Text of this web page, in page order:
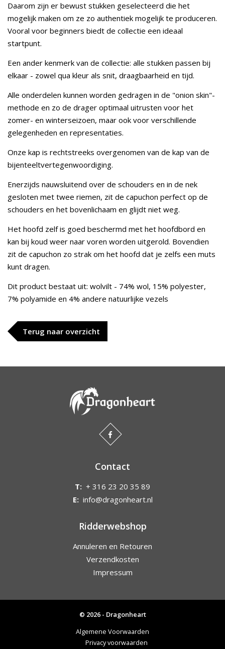
Daarom zijn er bewust stukken geselecteerd die het
mogelijk maken om ze zo authentiek mogelijk te produceren.
Vooral voor beginners biedt de collectie een ideaal
startpunt.
Een ander kenmerk van de collectie: alle stukken passen bij
elkaar - zowel qua kleur als snit, draagbaarheid en tijd.
Alle onderdelen kunnen worden gedragen in de "onion skin"-
methode en zo de drager optimaal uitrusten voor het
zomer- en winterseizoen, maar ook voor verschillende
gelegenheden en representaties.
Onze kap is rechtstreeks overgenomen van de kap van de
bijenteeltvertegenwoordiging.
Enerzijds nauwsluitend over de schouders en in de nek
gesloten met twee riemen, zit de capuchon perfect op de
schouders en het bovenlichaam en glijdt niet weg.
Het hoofd zelf is goed beschermd met het hoofdbord en
kan bij koud weer naar voren worden uitgerold. Bovendien
zit de capuchon zo strak om het hoofd dat je zelfs een muts
kunt dragen.
Dit product bestaat uit: wolvilt - 74% wol, 15% polyester,
7% polyamide en 4% andere natuurlijke vezels
Terug naar overzicht
Contact
T: + 316 23 20 35 89
E: info@dragonheart.nl
Ridderwebshop
Annuleren en Retouren
Verzendkosten
Impressum
© 2026 - Dragonheart
Algemene Voorwaarden
Privacy voorwaarden